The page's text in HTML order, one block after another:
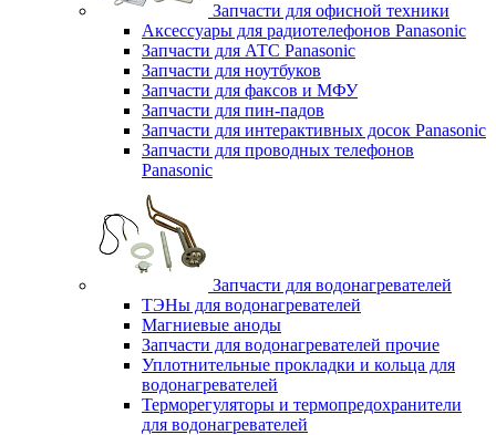
Запчасти для офисной техники
Аксессуары для радиотелефонов Panasonic
Запчасти для АТС Panasonic
Запчасти для ноутбуков
Запчасти для факсов и МФУ
Запчасти для пин-падов
Запчасти для интерактивных досок Panasonic
Запчасти для проводных телефонов
Panasonic
Запчасти для водонагревателей
ТЭНы для водонагревателей
Магниевые аноды
Запчасти для водонагревателей прочие
Уплотнительные прокладки и кольца для
водонагревателей
Терморегуляторы и термопредохранители
для водонагревателей